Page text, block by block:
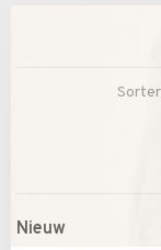
Nieuw